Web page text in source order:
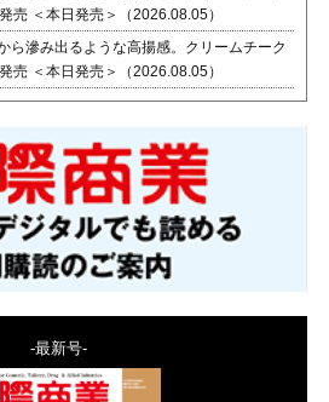
売 ＜本日発売＞（2026.08.05）
ら滲み出るような高揚感。クリームチーク
売 ＜本日発売＞（2026.08.05）
-最新号-